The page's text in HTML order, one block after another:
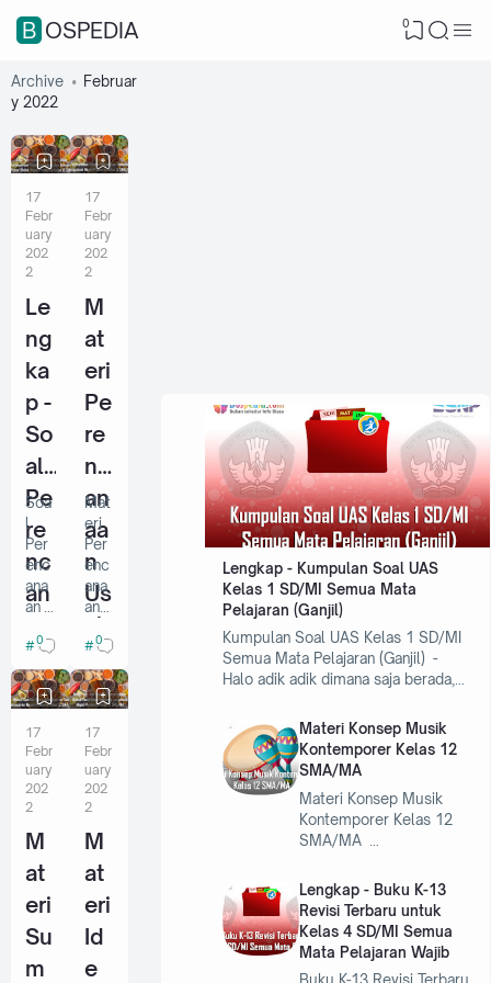
BOSPEDIA 0
Archive
Februar
y 2022
17
Febr
uary
202
2
Le
ng
ka
p -
So
al
Pe
re
nc
an
n
Us
a
Ke
raj
in
an
Be
rd
as
Soa
l
Per
enc
ana
an
ha
Ker
ajina
n
Ber
das
arka
n
Pad
a
utu
han
Dan
Kein
gina
Belajar
0
17
Febr
uary
202
2
M
at
eri
Pe
re
nc
an
aa
n
Us
ah
a
Pe
ol
ah
an
M
ak
an
an
Fu
Mat
eri
Per
enc
ana
an
ha
Pen
gola
han
Mak
ana
n
Fun
gsio
nal
el
Prak
arya
kela
s 12
Belajar
0
17
Febr
uary
202
2
M
at
eri
Su
m
17
Febr
uary
202
2
M
at
eri
Id
e
Lengkap - Kumpulan Soal UAS
Kelas 1 SD/MI Semua Mata
Pelajaran (Ganjil)
Kumpulan Soal UAS Kelas 1 SD/MI
Semua Mata Pelajaran (Ganjil) -
Halo adik adik dimana saja berada,…
Materi Konsep Musik
Kontemporer Kelas 12
SMA/MA
Materi Konsep Musik
Kontemporer Kelas 12
SMA/MA …
Lengkap - Buku K-13
Revisi Terbaru untuk
Kelas 4 SD/MI Semua
Mata Pelajaran Wajib